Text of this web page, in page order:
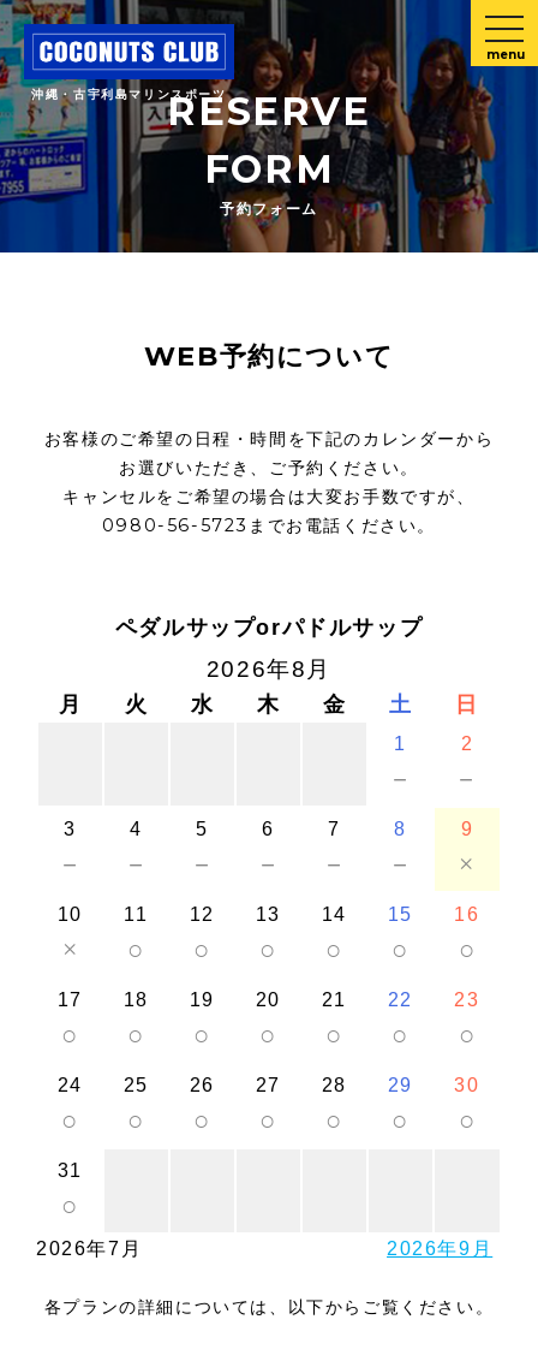
沖縄・古宇利島マリンスポーツ
menu
RESERVE
FORM
予約フォーム
WEB予約について
お客様のご希望の日程・時間を下記のカレンダーから
お選びいただき、ご予約ください。
キャンセルをご希望の場合は大変お手数ですが、
0980-56-5723までお電話ください。
ペダルサップorパドルサップ
2026年8月
月 火 水 木 金 土 日
1
－
2
－
3
－
4
－
5
－
6
－
7
－
8
－
9
×
10
×
11
○
12
○
13
○
14
○
15
○
16
○
17
○
18
○
19
○
20
○
21
○
22
○
23
○
24
○
25
○
26
○
27
○
28
○
29
○
30
○
31
○
2026年7月 2026年9月
各プランの詳細については、以下からご覧ください。